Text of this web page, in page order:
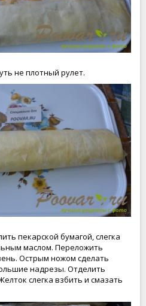
не плотный рулет.
пекарской бумагой, слегка
маслом. Переложить
Острым ножом сделать
надрезы. Отделить
слегка взбить и смазать